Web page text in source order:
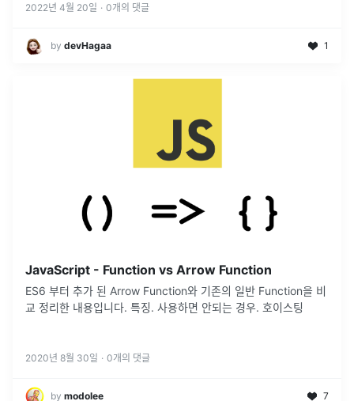
2022년 4월 20일 · 0개의 댓글
by devHagaa 1
JavaScript - Function vs Arrow Function
ES6 부터 추가 된 Arrow Function와 기존의 일반 Function을 비
교 정리한 내용입니다. 특징. 사용하면 안되는 경우. 호이스팅
2020년 8월 30일 · 0개의 댓글
by modolee 7